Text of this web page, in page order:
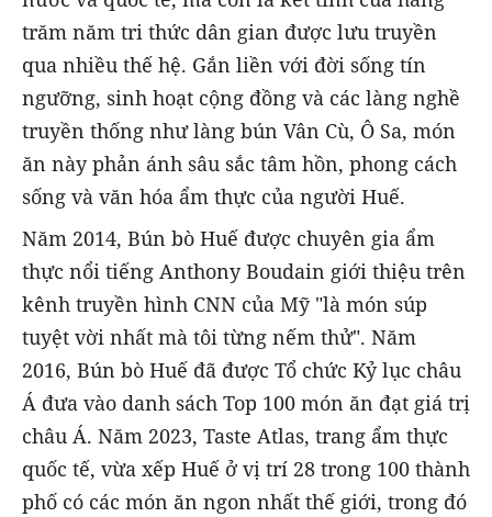
trăm năm tri thức dân gian được lưu truyền
qua nhiều thế hệ. Gắn liền với đời sống tín
ngưỡng, sinh hoạt cộng đồng và các làng nghề
truyền thống như làng bún Vân Cù, Ô Sa, món
ăn này phản ánh sâu sắc tâm hồn, phong cách
sống và văn hóa ẩm thực của người Huế.
Năm 2014, Bún bò Huế được chuyên gia ẩm
thực nổi tiếng Anthony Boudain giới thiệu trên
kênh truyền hình CNN của Mỹ "là món súp
tuyệt vời nhất mà tôi từng nếm thử". Năm
2016, Bún bò Huế đã được Tổ chức Kỷ lục châu
Á đưa vào danh sách Top 100 món ăn đạt giá trị
châu Á. Năm 2023, Taste Atlas, trang ẩm thực
quốc tế, vừa xếp Huế ở vị trí 28 trong 100 thành
phố có các món ăn ngon nhất thế giới, trong đó